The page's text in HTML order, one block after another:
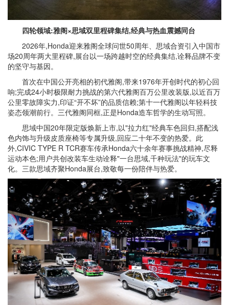
四轮领域:雅阁×思域双里程碑集结,经典与热血震撼同台
2026年,Honda迎来雅阁全球问世50周年、思域合资引入中国市
场20周年两大里程碑,展台以一场跨越时空的经典集结,诠释品牌不变
的坚守与基因。
首次在中国公开亮相的初代雅阁,带来1976年开创时代的初心回
响;完成24小时极限耐力挑战的第六代雅阁百万公里改装版,以近百万
公里零故障实力,印证“开不坏”的品质信赖;第十一代雅阁以年轻科技
姿态领潮前行。三代雅阁同框,正是Honda造车哲学的生动写照。
思域中国20年限定版焕新上市,以"拉力红"经典车色回归,搭配浅
色内饰与升级皮质座椅等专属升级,回应二十年不变的热爱。此
外,CIVIC TYPE R TCR赛车传承Honda六十余年赛事挑战精神,尽释
运动本色;用户共创改装车生动诠释"一台思域,千种玩法"的玩车文
化。三款思域齐聚Honda展台,致敬每一份陪伴与热爱。